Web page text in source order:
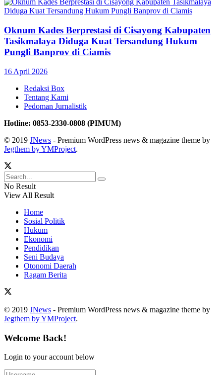
Oknum Kades Berprestasi di Cisayong Kabupaten
Tasikmalaya Diduga Kuat Tersandung Hukum
Pungli Banprov di Ciamis
16 April 2026
Redaksi Box
Tentang Kami
Pedoman Jurnalistik
Hotline: 0853-2330-0808 (PIMUM)
© 2019 JNews - Premium WordPress news & magazine theme by
Jegthem by YMProject.
No Result
View All Result
Home
Sosial Politik
Hukum
Ekonomi
Pendidikan
Seni Budaya
Otonomi Daerah
Ragam Berita
© 2019 JNews - Premium WordPress news & magazine theme by
Jegthem by YMProject.
Welcome Back!
Login to your account below